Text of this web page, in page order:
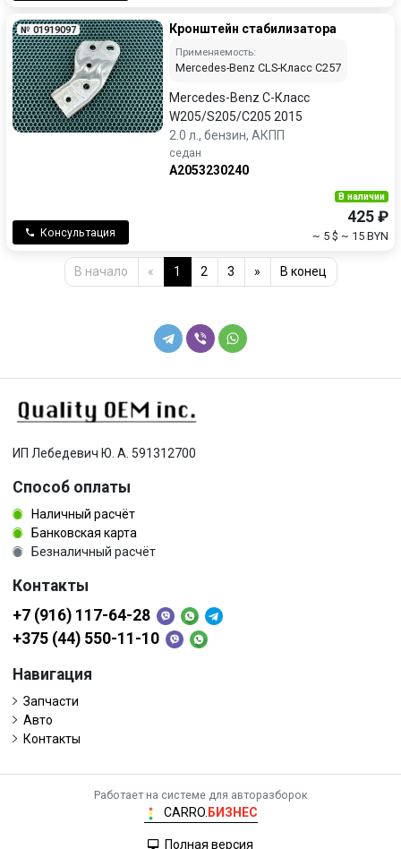
№ 01919097 Кронштейн стабилизатора
Применяемость:
Mercedes-Benz CLS-Класс C257
Mercedes-Benz C-Класс
W205/S205/C205 2015
2.0 л., бензин, АКПП
седан
A2053230240
Консультация
В наличии
425 ₽
~ 5 $ ~ 15 BYN
В начало « 1 2 3 » В конец
ИП Лебедевич Ю. А. 591312700
Способ оплаты
Наличный расчёт
Банковская карта
Безналичный расчёт
Контакты
+7 (916) 117-64-28
+375 (44) 550-11-10
Навигация
Запчасти
Авто
Контакты
Работает на системе для авторазборок
CARRO. БИЗНЕС
Полная версия